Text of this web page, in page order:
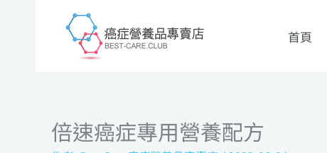
首頁
倍速癌症專用營養配方